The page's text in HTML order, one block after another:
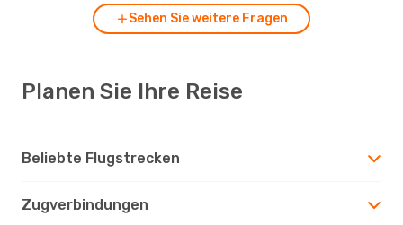
Sehen Sie weitere Fragen
Planen Sie Ihre Reise
Beliebte Flugstrecken
Zugverbindungen